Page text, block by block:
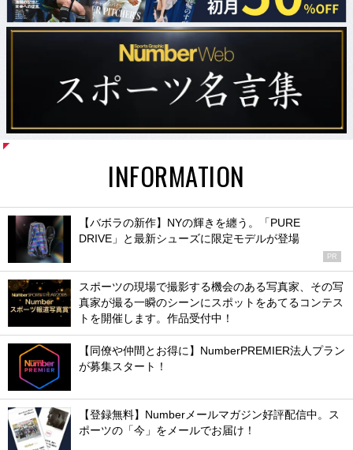
INFORMATION
【バボラの新作】NYの輝きを纏う。「PURE
DRIVE」と最新シューズに限定モデルが登場
PR
スポーツの現場で撮影する機会のある写真家、その写
真家が撮る一瞬のシーンにスポットをあてるコンテス
トを開催します。作品受付中！
【同僚や仲間とお得に】NumberPREMIER法人プラン
が募集スタート！
【登録無料】Numberメールマガジン好評配信中。ス
ポーツの「今」をメールでお届け！